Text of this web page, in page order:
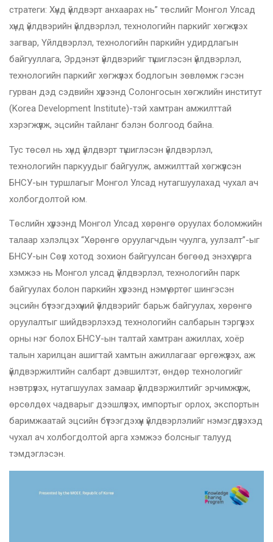
стратеги: Хүнд үйлдвэрт анхаарах нь” төслийг Монгол Улсад
хүнд үйлдвэрийн үйлдвэрлэл, технологийн паркийг хөгжүүлэх
загвар, Үйлдвэрлэл, технологийн паркийн удирдлагын
байгууллага, Эрдэнэт үйлдвэрийг түшиглэсэн үйлдвэрлэл,
технологийн паркийг хөгжүүлэх бодлогын зөвлөмж гэсэн
гурван дэд сэдвийн хүрээнд Солонгосын хөгжлийн институт
(Korea Development Institute)-тэй хамтран амжилттай
хэрэгжүүлж, эцсийн тайланг бэлэн болгоод байна.
Тус төсөл нь хүнд үйлдвэрт түшиглэсэн үйлдвэрлэл,
технологийн паркуудыг байгуулж, амжилттай хөгжүүлсэн
БНСУ-ын туршлагыг Монгол Улсад нутагшуулахад чухал ач
холбогдолтой юм.
Төслийн хүрээнд Монгол Улсад хөрөнгө оруулах боломжийн
талаар хэлэлцэх “Хөрөнгө оруулагчдын чуулга, уулзалт”-ыг
БНСУ-ын Сөүл хотод зохион байгуулсан бөгөөд энэхүү арга
хэмжээ нь Монгол улсад үйлдвэрлэл, технологийн парк
байгуулах болон паркийн хүрээнд нэмүү өртөг шингэсэн
эцсийн бүтээгдэхүүний үйлдвэрийг барьж байгуулах, хөрөнгө
оруулалтыг шийдвэрлэхэд технологийн салбарын тэргүүлэх
орны нэг болох БНСУ-ын талтай хамтран ажиллах, хоёр
талын харилцан ашигтай хамтын ажиллагааг өргөжүүлэх, аж
үйлдвэржилтийн салбарт дэвшилтэт, өндөр технологийг
нэвтрүүлэх, нутагшуулах замаар үйлдвэржилтийг эрчимжүүлж,
өрсөлдөх чадварыг дээшлүүлэх, импортыг орлох, экспортын
баримжаатай эцсийн бүтээгдэхүүн үйлдвэрлэлийг нэмэгдүүлэхэд
чухал ач холбогдолтой арга хэмжээ болсныг талууд
тэмдэглэсэн.